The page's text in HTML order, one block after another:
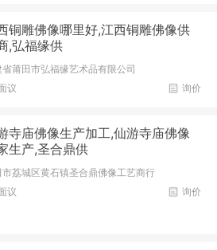
铜雕佛像哪里好,江西铜雕佛像供
,弘福缘供
省莆田市弘福缘艺术品有限公司
询价
议
寺庙佛像生产加工,仙游寺庙佛像
生产,圣合鼎供
市荔城区黄石镇圣合鼎佛像工艺商行
询价
议